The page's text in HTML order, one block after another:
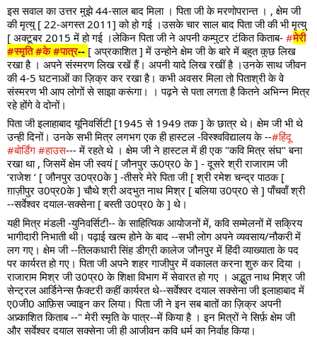
इस सवाल का उत्तर मुझे 44-साल बाद मिला । पिता जी के मरणोपरान्त । , क्षेम जी
की मृत्यु [ 22-अगस्त 2011] को हो गई ।उसके चार साल बाद पिता जी की भी मृत्यु
[ अक्टूबर 2015 में हो गई ।लेकिन पिता जी ने अपनी कम्पुटर टंकित किताब- #मेरी
#स्मृति #के #पात्र-- [ अप्रकाशित ] में उन्होने क्षेम जी के बारे में बहुत कुछ लिख
रखा है । अपने संस्मरण लिख रखें हैं। अपनी यादे लिख रखीं है ।उनके साथ जीवन
की 4-5 घटनाओं का ज़िक्र कर रखा है। कभी अवसर मिला तो पिताश्री के वे
संस्मरण भी आप लोगों से साझा करूंगा। । पढ़ने से पता लगता है कितने अभिन्न मित्र
रहे होंगे वे दोनों।
पिता जी इलाहाबाद यूनिवर्सिटी [1945 से 1949 तक ] के छात्र थे। क्षेम जी भी थे
उन्ही दिनों। उनके सभी मित्र लगभग एक ही हास्टल -विस्श्वविद्यालय के --#हिंदू
#बोर्डिंग #हाउस--- में रहते थे । क्षेम जी ने हास्टल में ही एक "कवि मित्र संघ" बना
रखा था , जिसमें क्षेम जी स्वयं [ जौनपुर ऊ0प्र0 के ] - दूसरे श्री राजाराम जी
’राजेश ’ [ जौनपुर उ0प्र0के ] -तीसरे मेरे पिता जी [ श्री रमेश चन्द्र पाठक [
ग़ाज़ीपुर उ0प्र0के ] चौथे श्री अदभुत नाथ मिश्र [ बलिया उ0प्र0 से ] पाँचवाँ श्री
--सर्वेश्वर दयाल-सक्सेना [ बस्ती उ0प्र0 के ] थे।
यही मित्र मंडली -युनिवर्सिटी-- के साहित्यिक आयोजनों में, कवि सम्मेलनों में सक्रिय
भागीदारी निभाती थी। पढ़ाई खत्म होने के बाद --सभी लोग अपने व्यवसाय/नौकरी में
लग गए। क्षेम जी --तिलकधारी सिंह डीग्री कालेज जौनपु्र में हिंदी व्याख्याता के पद
पर कार्यरत हो गए। पिता जी अपने शहर गाजीपुर में वकालत करना शुरु कर दिया ।
राजाराम मिश्र जी उ0प्र0 के शिक्षा विभाग में सेवारत हो गए । अद्भुत नाथ मिश्र जी
सेन्ट्रल आर्डिनेन्स फ़ैक्टरी कहीं कार्यरत थे--सर्वेश्वर दयाल सक्सेना जी इलाहाबाद में
ए0जी0 आफ़िस ज्वाइन कर लिया। पिता जी ने इन सब बातों का ज़िक्र अपनी
अप्र्काशित किताब --" मेरी स्मृति के पात्र--में किया है । इन मित्रों ने सिर्फ़ क्षेम जी
और सर्वेश्वर दयाल सक्सेना जी ही आजीवन कवि धर्म का निर्वाह किया।